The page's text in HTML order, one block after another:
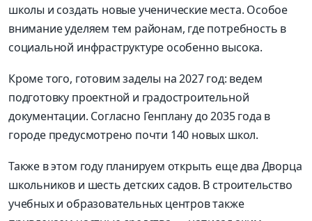
школы и создать новые ученические места. Особое
внимание уделяем тем районам, где потребность в
социальной инфраструктуре особенно высока.
Кроме того, готовим заделы на 2027 год: ведем
подготовку проектной и градостроительной
документации. Согласно Генплану до 2035 года в
городе предусмотрено почти 140 новых школ.
Также в этом году планируем открыть еще два Дворца
школьников и шесть детских садов. В строительство
учебных и образовательных центров также